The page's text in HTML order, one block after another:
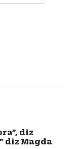
diz
diz Magda